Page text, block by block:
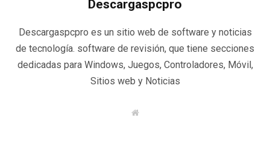
Descargaspcpro
Descargaspcpro es un sitio web de software y noticias
de tecnología. software de revisión, que tiene secciones
dedicadas para Windows, Juegos, Controladores, Móvil,
Sitios web y Noticias
W